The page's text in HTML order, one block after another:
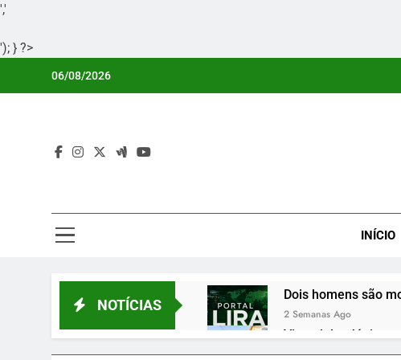
','
'); } ?>
06/08/2026
INÍCIO
NOTÍCIAS
Dois homens são
2 Semanas Ago
Vicentinho Júnior
2 Semanas Ago